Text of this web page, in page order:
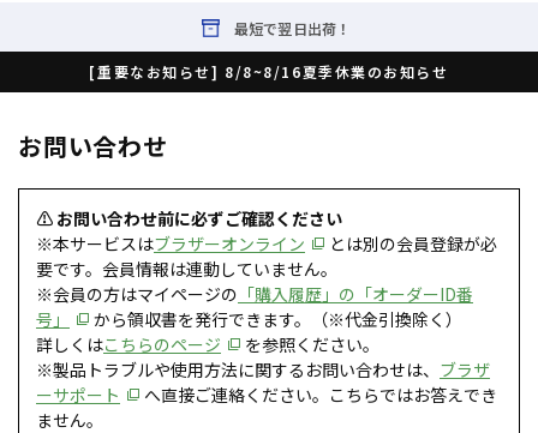
最短で翌日出荷！
[重要なお知らせ] 8/8~8/16夏季休業のお知らせ
お問い合わせ
⚠ お問い合わせ前に必ずご確認ください
※本サービスはブラザーオンライン
とは別の会員登録が必
要です。会員情報は連動していません。
※会員の方はマイページの 「購入履歴」の「オーダーID番
号」
から領収書を発行できます。（※代金引換除く）
詳しくはこちらのページ
を参照ください。
※製品トラブルや使用方法に関するお問い合わせは、 ブラザ
ーサポート
へ直接ご連絡ください。こちらではお答えでき
ません。